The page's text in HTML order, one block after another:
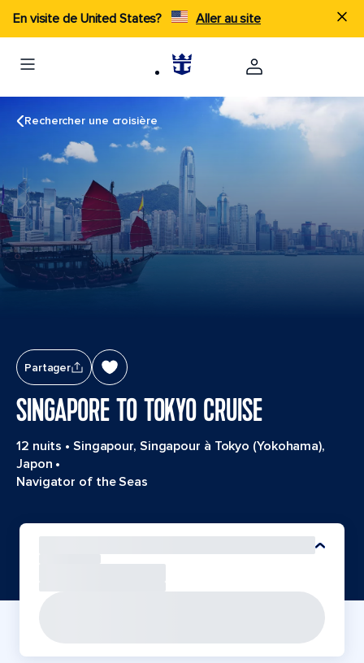
En visite de United States? Aller au site
Rechercher une croisière
Partager
SINGAPORE TO TOKYO CRUISE
12 nuits • Singapour, Singapour à Tokyo (Yokohama),
Japon •
Navigator of the Seas